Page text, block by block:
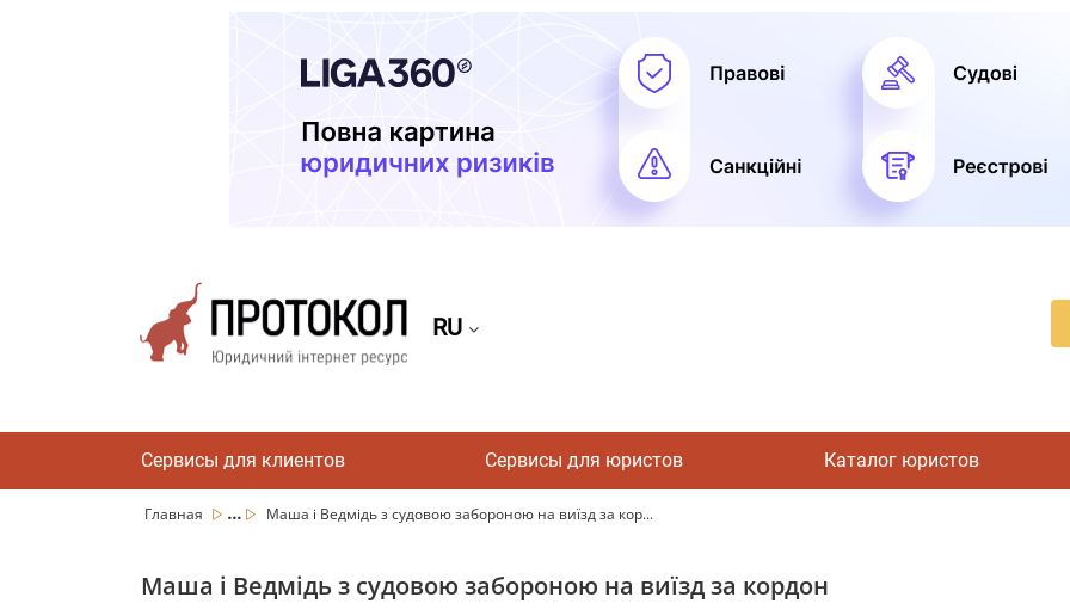
RU
Сервисы для клиентов Сервисы для юристов Каталог юристов
Главная ... Маша і Ведмідь з судовою забороною на виїзд за кор...
Маша і Ведмідь з судовою забороною на виїзд за кордон